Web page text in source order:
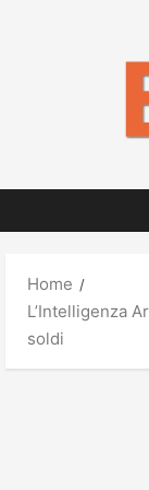
Home
L’Intelligenza
soldi